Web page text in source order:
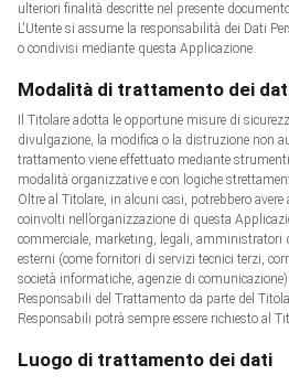
ulteriori finalità descritte nel presente
L'Utente si assume la responsabilità dei Dati
o condivisi mediante questa Applicazione.
Modalità di trattamento dei
Il Titolare adotta le opportune misure di
divulgazione, la modifica o la distruzione non
trattamento viene effettuato mediante
modalità organizzative e con logiche
Oltre al Titolare, in alcuni casi, potrebbero
coinvolti nell’organizzazione di questa
commerciale, marketing, legali, amministratori
esterni (come fornitori di servizi tecnici terzi,
società informatiche, agenzie di
Responsabili del Trattamento da parte del
Responsabili potrà sempre essere richiesto al
Luogo di trattamento dei dati